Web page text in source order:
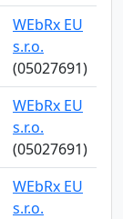
WEbRx EU
s.r.o.
(05027691)
WEbRx EU
s.r.o.
(05027691)
WEbRx EU
s.r.o.